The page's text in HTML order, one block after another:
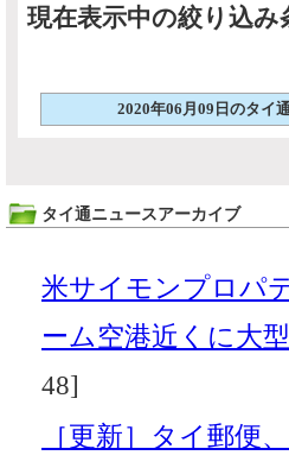
現在表示中の絞り込み
2020年06月09日のタイ
タイ通ニュースアーカイブ
米サイモンプロパ
ーム空港近くに大
48]
［更新］タイ郵便